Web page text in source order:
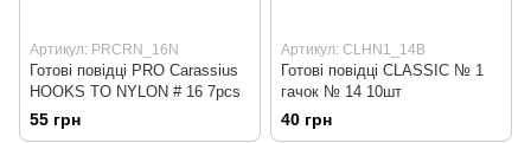
Артикул: PRCRN_16N
Готовi повiдцi PRO Carassius
HOOKS TO NYLON # 16 7pcs
55 грн
Артикул: CLHN1_14B
Готовi повiдцi CLASSIC № 1
гачок № 14 10шт
40 грн